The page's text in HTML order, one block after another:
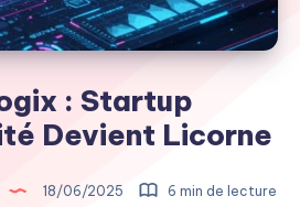
: Startup
Devient Licorne
18/06/2025
6 min de lecture